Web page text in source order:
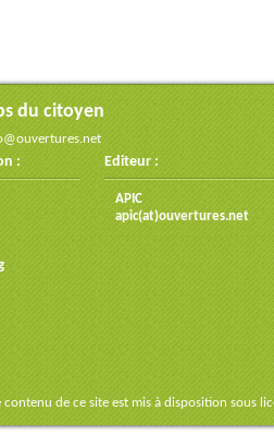
du citoyen
: Editeur :
APIC
apic(at)ouvertures.net
de ce site est mis à disposition sous